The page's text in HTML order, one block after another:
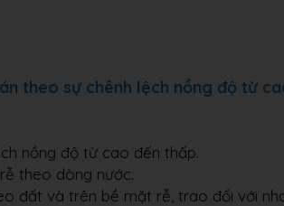
theo sự chênh lệch nồng độ từ
nồng độ từ cao đến thấp.
theo dòng nước.
đất và trên bề mặt rễ, trao đổi với